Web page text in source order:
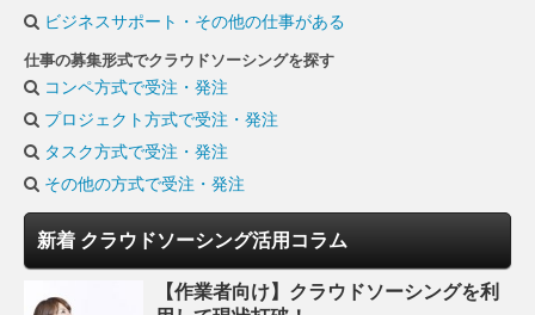
ビジネスサポート・その他の仕事がある
仕事の募集形式でクラウドソーシングを探す
コンペ方式で受注・発注
プロジェクト方式で受注・発注
タスク方式で受注・発注
その他の方式で受注・発注
新着 クラウドソーシング活用コラム
【作業者向け】クラウドソーシングを利